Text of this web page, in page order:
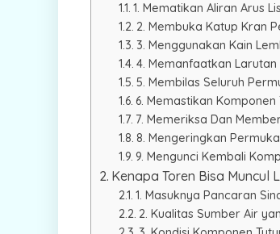
1. Mematikan Aliran Arus
2. Membuka Katup Kran
3. Menggunakan Kain
4. Memanfaatkan
5. Membilas Seluruh
6. Memastikan
7. Memeriksa Dan
8. Mengeringkan
9. Mengunci Kembali
Kenapa Toren Bisa Muncul
1. Masuknya Pancaran
2. Kualitas Sumber Air